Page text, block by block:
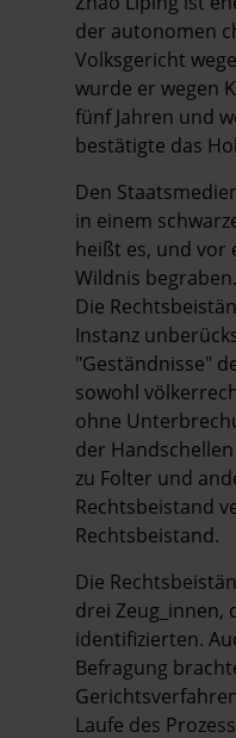
der autonomen
Volksgericht
wurde er wegen
fünf Jahren und
bestätigte das
Den
in einem
heißt es, und vor
Wildnis begraben.
Die
Instanz
"Geständnisse"
sowohl
ohne
der
zu Folter und
Rechtsbeistand
Rechtsbeistand.
Die
drei Zeug_innen,
identifizierten.
Befragung
Laufe des